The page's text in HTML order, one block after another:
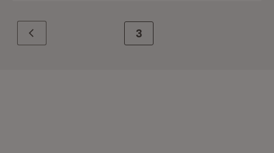
Zurück Zur Seite
3